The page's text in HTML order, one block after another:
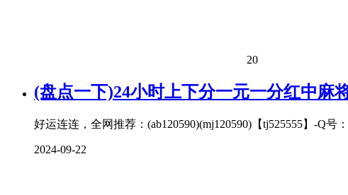
20
(盘点一下)24小时上下分一元一分红中麻
好运连连，全网推荐：(ab120590)(mj120590)【tj525555】-Q
2024-09-22